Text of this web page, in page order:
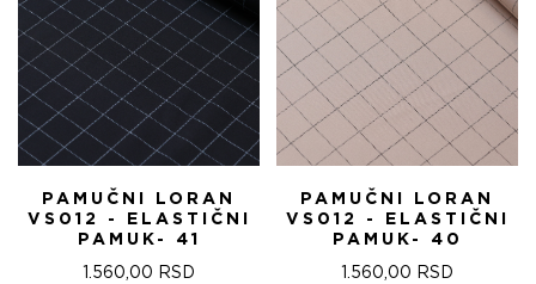
PAMUČNI LORAN
VS012 - ELASTIČNI
PAMUK- 41
1.560,00 RSD
PAMUČNI LORAN
VS012 - ELASTIČNI
PAMUK- 40
1.560,00 RSD